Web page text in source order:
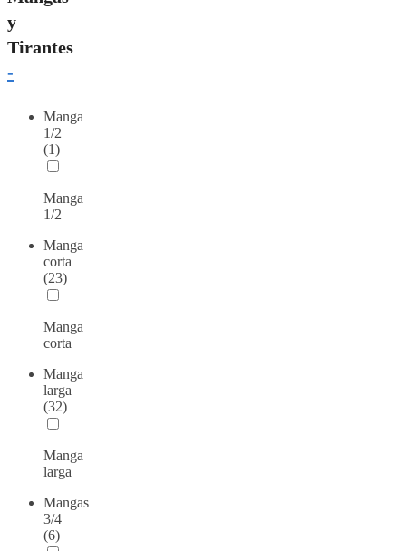
y
Tirantes
-
Manga
1/2
(1)
Manga
1/2
Manga
corta
(23)
Manga
corta
Manga
larga
(32)
Manga
larga
Mangas
3/4
(6)